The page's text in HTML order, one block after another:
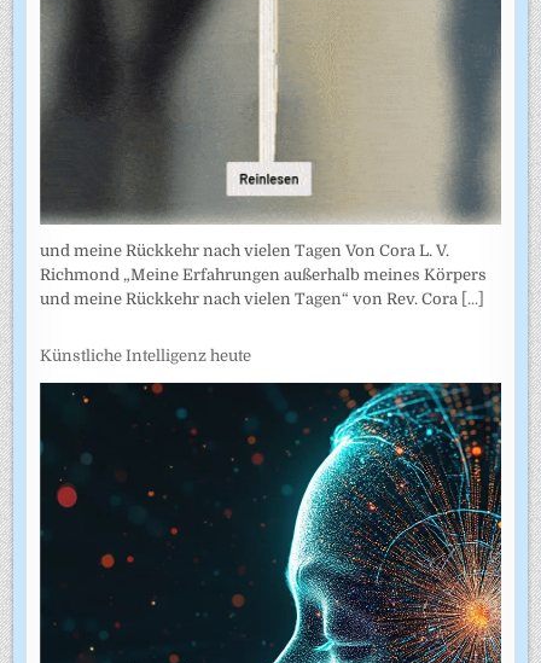
und meine Rückkehr nach vielen Tagen Von Cora L. V.
Richmond „Meine Erfahrungen außerhalb meines Körpers
und meine Rückkehr nach vielen Tagen“ von Rev. Cora [...]
Künstliche Intelligenz heute